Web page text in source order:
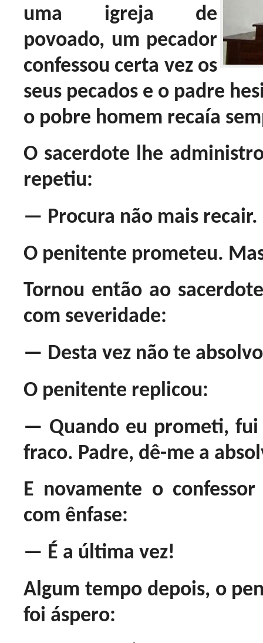
uma igreja de
povoado, um pecador
confessou certa vez os
seus pecados e o padre
o pobre homem recaía
O sacerdote lhe
repetiu:
— Procura não mais recair.
O penitente prometeu.
Tornou então ao
com severidade:
— Desta vez não te
O penitente replicou:
— Quando eu prometi, fui
fraco. Padre, dê-me a
E novamente o
com ênfase:
— É a última vez!
Algum tempo depois, o
foi áspero: